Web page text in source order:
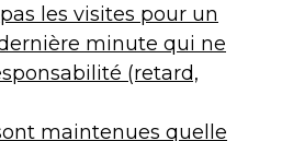
les visites pour un
minute qui ne
(retard,
maintenues quelle